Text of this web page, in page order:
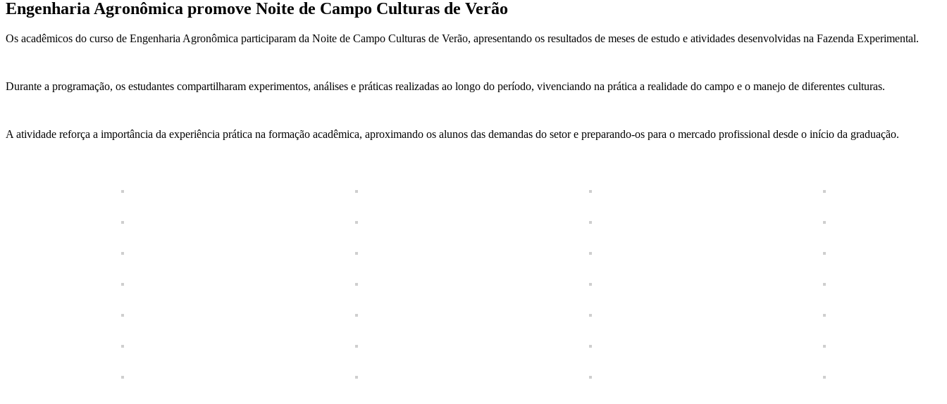
Engenharia Agronômica promove Noite de Campo Culturas de Verão
Os acadêmicos do curso de Engenharia Agronômica participaram da Noite de Campo Culturas de Verão, apresentando os resultados de meses de estudo e atividades desenvolvidas na Fazenda Experimental.
Durante a programação, os estudantes compartilharam experimentos, análises e práticas realizadas ao longo do período, vivenciando na prática a realidade do campo e o manejo de diferentes culturas.
A atividade reforça a importância da experiência prática na formação acadêmica, aproximando os alunos das demandas do setor e preparando-os para o mercado profissional desde o início da graduação.